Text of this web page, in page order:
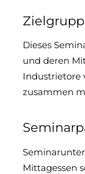
Dieses
und deren
Industrietore
zusammen
Mittagessen